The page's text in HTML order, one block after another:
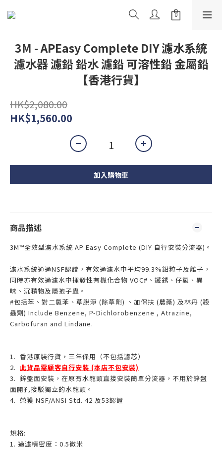
3M - APEasy Complete DIY 濾水系統
濾水器 濾鉛 鉛水 濾鉛 可溶性鉛 金屬鉛
【香港行貨】
HK$2,080.00
HK$1,560.00
加入購物車
商品描述
3M™全效型濾水系統 AP Easy Complete (DIY 自行安裝分流器)。
濾水系統通過NSF認證，有效過濾水中平均99.3%鉛粒子及離子，
同時亦有效過濾水中揮發性有機化合物 VOC#、鐵銹、仔氯、異
味、沉積物及隱孢子蟲。
#包括苯、對二氯苯、草脫淨 (除草劑) 、加保扶 (農藥) 及林丹 (殺
蟲劑) Include Benzene, P-Dichlorobenzene , Atrazine,
Carbofuran and Lindane.
1. 香港原裝行貨，三年保用（不包括濾芯）
2. 此貨品需顧客自行安裝 (本店不包安裝)
3. 鋅盤面安裝，在原有水龍頭直接安裝簡單分流器，不用於鋅盤
面開孔接駁獨立的水龍頭。
4. 榮獲 NSF/ANSI Std. 42 及53認證
規格:
1. 過濾精密度：0.5微米